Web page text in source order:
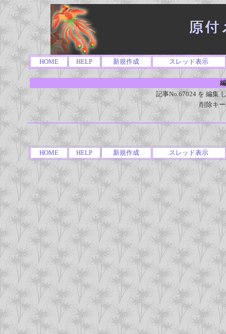
HOME HELP 新規作成 スレッド表示
記事No.67024 を 編集
削除キ
HOME HELP 新規作成 スレッド表示